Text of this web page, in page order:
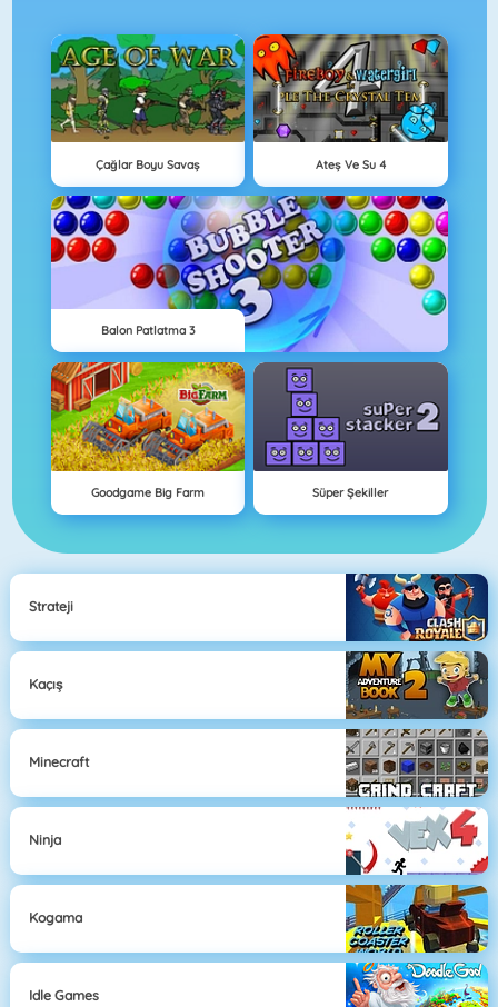
Çağlar Boyu Savaş Ateş Ve Su 4
Balon Patlatma 3
Goodgame Big Farm Süper Şekiller
Strateji
Kaçış
Minecraft
Ninja
Kogama
Idle Games